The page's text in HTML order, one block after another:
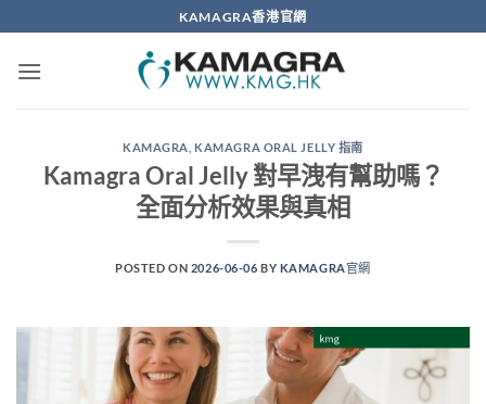
to
content
KAMAGRA香港官網
KAMAGRA KAMAGRA ORAL JELLY 指南
Kamagra Oral Jelly 對早洩有幫助嗎？
全面分析效果與真相
POSTED ON 2026-06-06 BY KAMAGRA官網